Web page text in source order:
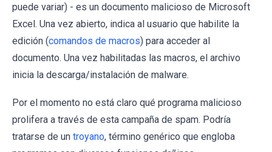
puede variar) - es un documento malicioso de Microsoft
Excel. Una vez abierto, indica al usuario que habilite la
edición (comandos de macros) para acceder al
documento. Una vez habilitadas las macros, el archivo
inicia la descarga/instalación de malware.
Por el momento no está claro qué programa malicioso
prolifera a través de esta campaña de spam. Podría
tratarse de un troyano, término genérico que engloba